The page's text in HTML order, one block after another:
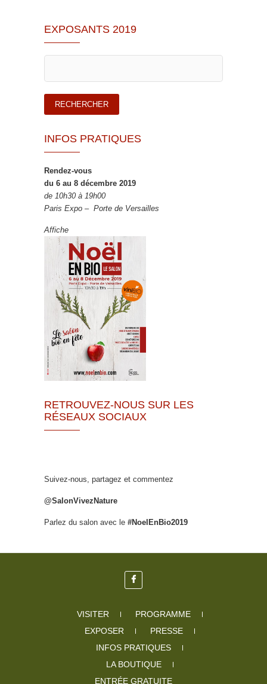
EXPOSANTS 2019
INFOS PRATIQUES
Rendez-vous
du 6 au 8 décembre 2019
de 10h30 à 19h00
Paris Expo – Porte de Versailles
Affiche
RETROUVEZ-NOUS SUR LES
RÉSEAUX SOCIAUX
Suivez-nous, partagez et commentez
@SalonVivezNature
Parlez du salon avec le #NoelEnBio2019
VISITER
PROGRAMME
EXPOSER
PRESSE
INFOS PRATIQUES
LA BOUTIQUE
ENTRÉE GRATUITE